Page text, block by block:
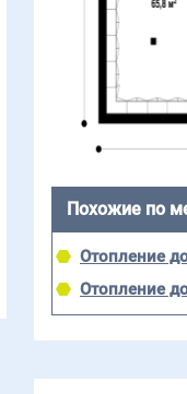
Похожие по
Отопление
Отопление